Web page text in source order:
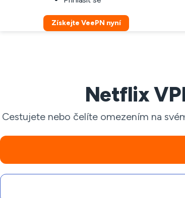
Získejte VeePN nyní
Netflix
Cestujete nebo čelíte omezením na